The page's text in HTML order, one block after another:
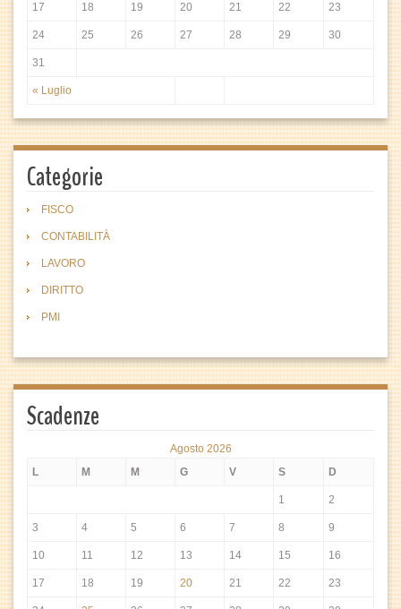
« Luglio
17 18 19 20 21 22 23
24 25 26 27 28 29 30
31
Categorie
FISCO
CONTABILITÀ
LAVORO
DIRITTO
PMI
Scadenze
Agosto 2026
L
M M G V S D
1 2
3 4 5 6 7 8 9
10 11 12 13 14 15 16
17 18 19 20 21 22 23